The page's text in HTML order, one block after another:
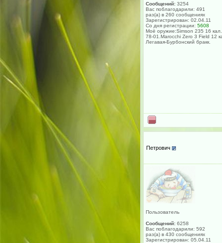
Сообщений: 3254
Вас поблагодарили: 491
раз(а) в 260 сообщениях
Зарегистрирован: 02.04.11
Со дня регистрации: 5608
Моё оружие:Simson 235 16
78-01.Marocchi Zero 3 Field 12
Легавая-Бурбонский бракк.
Петрович
Пользователь
Сообщений: 6258
Вас поблагодарили: 592
раз(а) в 430 сообщениях
Зарегистрирован: 05.04.11